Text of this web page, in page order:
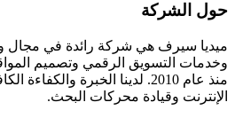
حول الشركة
ميديا ​​سيرف هي شركة رائدة في مجال
وخدمات التسويق الرقمي وتصميم
منذ عام 2010. لدينا الخبرة
الإنترنت وقيادة محركات البحث.